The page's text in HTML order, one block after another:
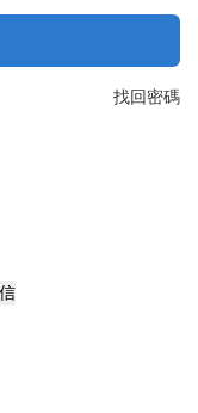
找回密碼